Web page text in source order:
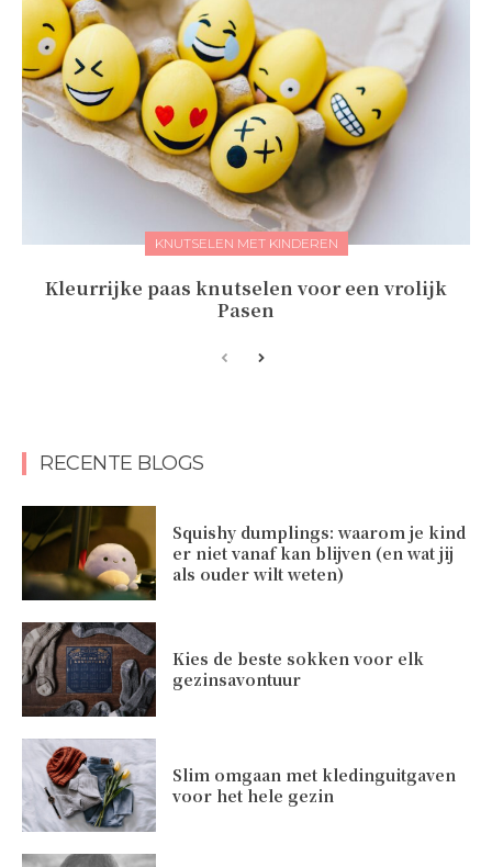
KNUTSELEN MET KINDEREN
Kleurrijke paas knutselen voor een vrolijk
Pasen
RECENTE BLOGS
Squishy dumplings: waarom je kind
er niet vanaf kan blijven (en wat jij
als ouder wilt weten)
Kies de beste sokken voor elk
gezinsavontuur
Slim omgaan met kledinguitgaven
voor het hele gezin